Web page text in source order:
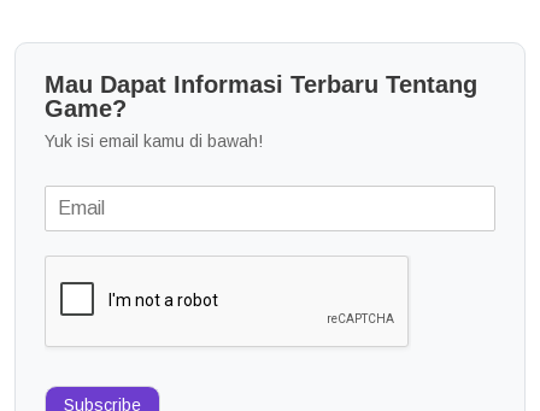
Mau Dapat Informasi Terbaru Tentang
Game?
Yuk isi email kamu di bawah!
Subscribe